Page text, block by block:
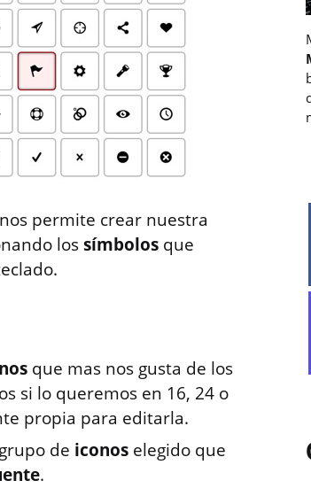
permite crear nuestra
lossímbolos que
que mas nos gusta de los
si lo queremos en 16, 24 o
propia para editarla.
de iconos elegido que
.